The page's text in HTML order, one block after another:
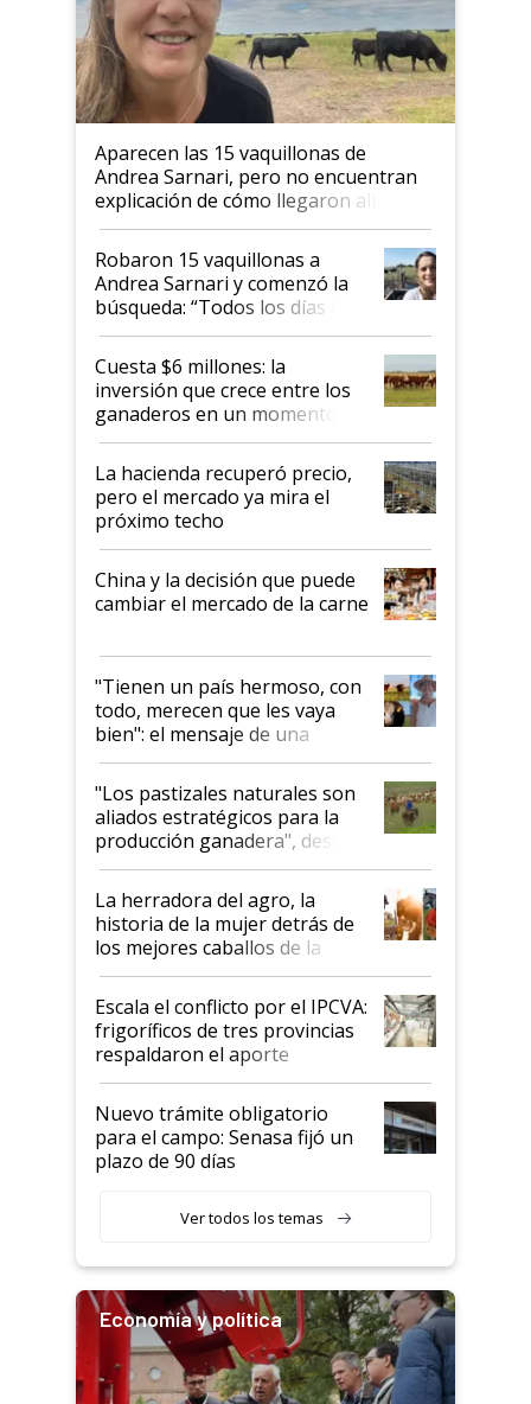
Aparecen las 15 vaquillonas de
Andrea Sarnari, pero no encuentran
explicación de cómo llegaron allí
Robaron 15 vaquillonas a
Andrea Sarnari y comenzó la
búsqueda: “Todos los días le
toca a algún productor”
Cuesta $6 millones: la
inversión que crece entre los
ganaderos en un momento
histórico para la actividad
La hacienda recuperó precio,
pero el mercado ya mira el
próximo techo
China y la decisión que puede
cambiar el mercado de la carne
"Tienen un país hermoso, con
todo, merecen que les vaya
bien": el mensaje de una
ganadera uruguaya sobre las
oportunidades que se abren
para el agro en Argentina, con
foco en la carne
"Los pastizales naturales son
aliados estratégicos para la
producción ganadera", destaca
la iniciativa que ya reúne a 46
establecimientos en Argentina
La herradora del agro, la
historia de la mujer detrás de
los mejores caballos de la
Argentina y los mitos que
todavía hacen sufrir a estos
animales: "Mientras me
descalificaban, yo seguí
haciendo currículum"
Escala el conflicto por el IPCVA:
frigoríficos de tres provincias
respaldaron el aporte
obligatorio
Nuevo trámite obligatorio
para el campo: Senasa fijó un
plazo de 90 días
Ver todos los temas
Economía y política